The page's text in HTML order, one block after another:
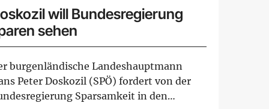
will Bundesregierung
sehen
burgenländische Landeshauptmann
Peter Doskozil (SPÖ) fordert von der
Sparsamkeit in den